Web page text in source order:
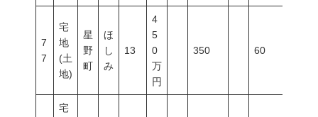
7
7
宅
地
(土
地)
星
野
町
ほ
し
み
13
4
5
0
万
円
350 60
宅